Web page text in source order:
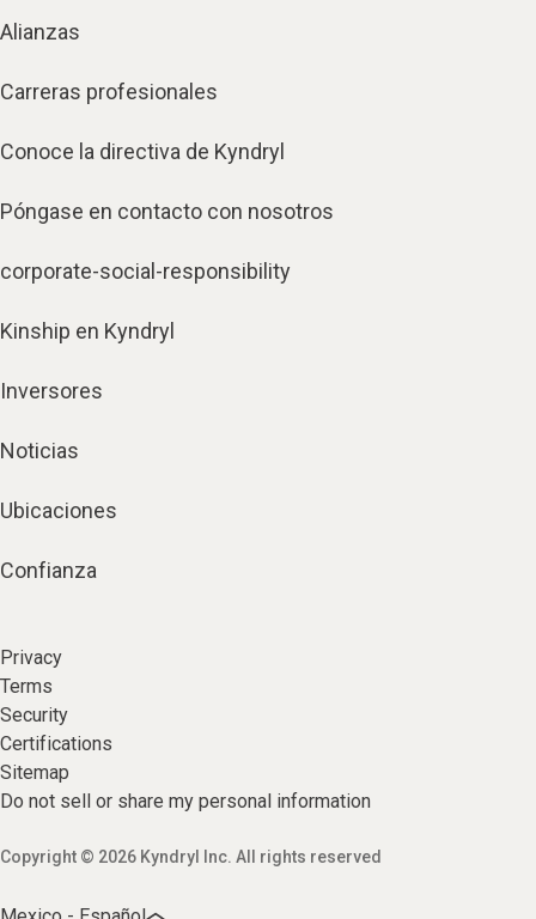
Alianzas
Carreras profesionales
Conoce la directiva de Kyndryl
Póngase en contacto con nosotros
corporate-social-responsibility
Kinship en Kyndryl
Inversores
Noticias
Ubicaciones
Confianza
Privacy
Terms
Security
Certifications
Sitemap
Do not sell or share my personal information
Copyright © 2026 Kyndryl Inc. All rights reserved